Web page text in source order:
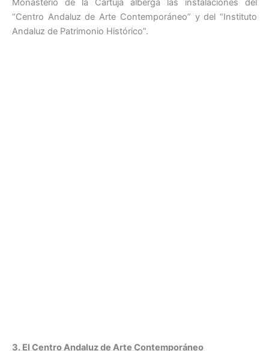
Monasterio de la Cartuja alberga las instalaciones del
“Centro Andaluz de Arte Contemporáneo” y del “Instituto
Andaluz de Patrimonio Histórico”.
3. El Centro Andaluz de Arte Contemporáneo